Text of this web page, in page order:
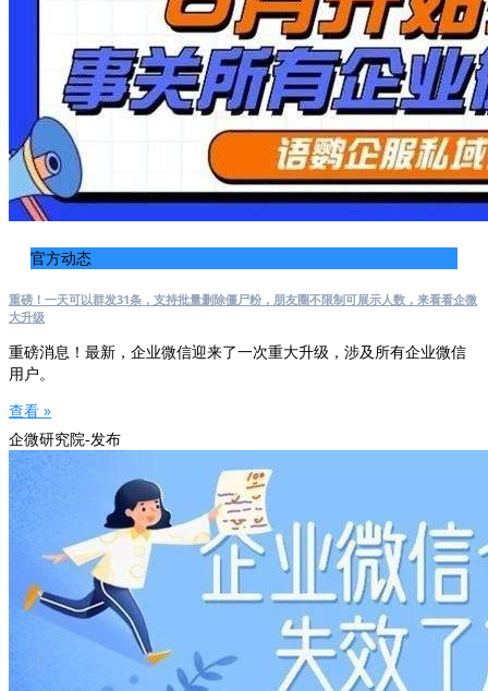
官方动态
重磅！一天可以群发31条，支持批量删除僵尸粉，朋友圈不限制可展示人数，来看看企微
大升级
重磅消息！最新，企业微信迎来了一次重大升级，涉及所有企业微信
用户。
查看 »
企微研究院-发布